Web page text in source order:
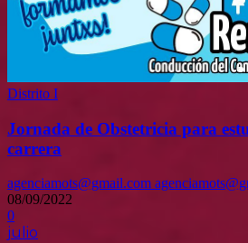
Distrito I
Jornada de Obstetricia para
carrera
agenciamots@gmail.com
08/09/2022
0
julio